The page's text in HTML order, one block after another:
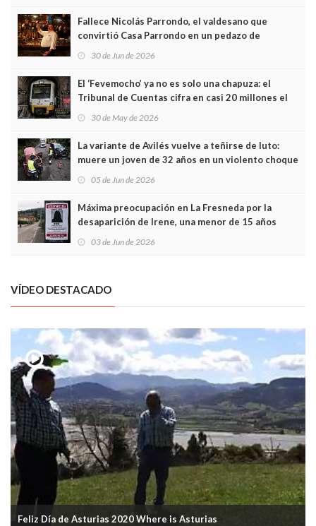
Fallece Nicolás Parrondo, el valdesano que
convirtió Casa Parrondo en un pedazo de
Asturias en Madrid
30 de Jun de 2026
El ‘Fevemocho’ ya no es solo una chapuza: el
Tribunal de Cuentas cifra en casi 20 millones el
sobrecoste de los trenes que no cabían por los
30 de May de 2026
La variante de Avilés vuelve a teñirse de luto:
muere un joven de 32 años en un violento choque
frontal
05 de Jun de 2026
Máxima preocupación en La Fresneda por la
desaparición de Irene, una menor de 15 años
03 de Jun de 2026
VÍDEO DESTACADO
Feliz Día de Asturias 2020 Where is Asturias